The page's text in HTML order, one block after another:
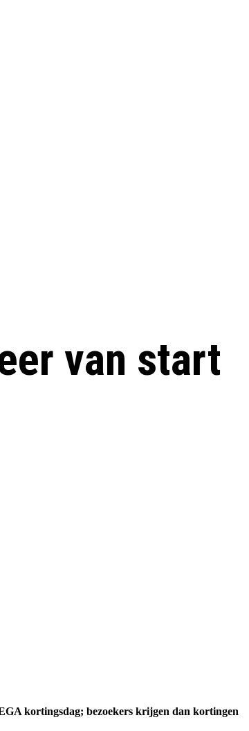
van start
kortingsdag; bezoekers krijgen dan kortingen